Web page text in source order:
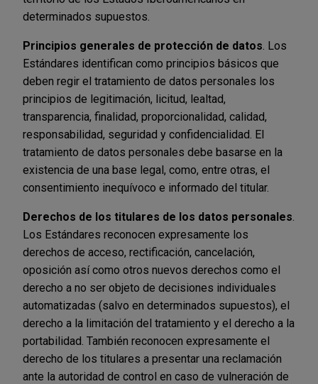
determinados supuestos.
Principios generales de protección de datos . Los
Estándares identifican como principios básicos que
deben regir el tratamiento de datos personales los
principios de legitimación, licitud, lealtad,
transparencia, finalidad, proporcionalidad, calidad,
responsabilidad, seguridad y confidencialidad. El
tratamiento de datos personales debe basarse en la
existencia de una base legal, como, entre otras, el
consentimiento inequívoco e informado del titular.
Derechos de los titulares de los datos personales
Los Estándares reconocen expresamente los
derechos de acceso, rectificación, cancelación,
oposición así como otros nuevos derechos como el
derecho a no ser objeto de decisiones individuales
automatizadas (salvo en determinados supuestos), el
derecho a la limitación del tratamiento y el derecho a la
portabilidad. También reconocen expresamente el
derecho de los titulares a presentar una reclamación
ante la autoridad de control en caso de vulneración de